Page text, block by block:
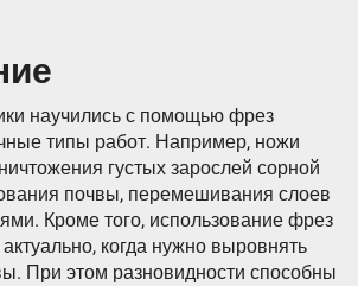
научились с помощью фрез
типы работ. Например, ножи
густых зарослей сорной
почвы, перемешивания слоев
Кроме того, использование фрез
когда нужно выровнять
При этом разновидности способны